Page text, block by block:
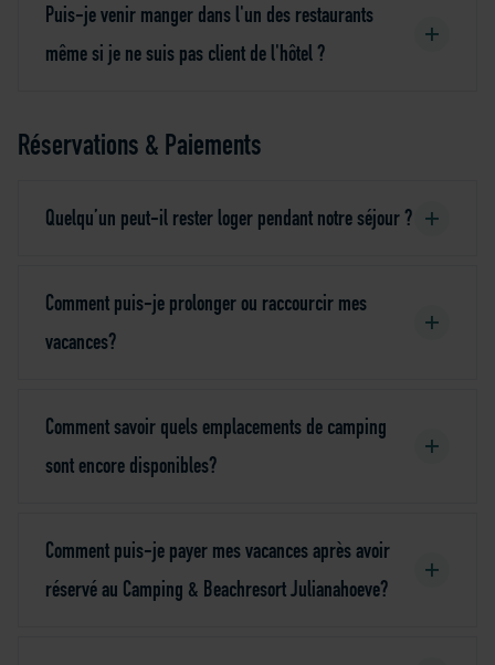
Puis-je venir manger dans l'un des restaurants
même si je ne suis pas client de l'hôtel ?
Réservations & Paiements
Quelqu’un peut-il rester loger pendant notre séjour ?
Comment puis-je prolonger ou raccourcir mes
vacances?
Comment savoir quels emplacements de camping
sont encore disponibles?
Comment puis-je payer mes vacances après avoir
réservé au Camping & Beachresort Julianahoeve?